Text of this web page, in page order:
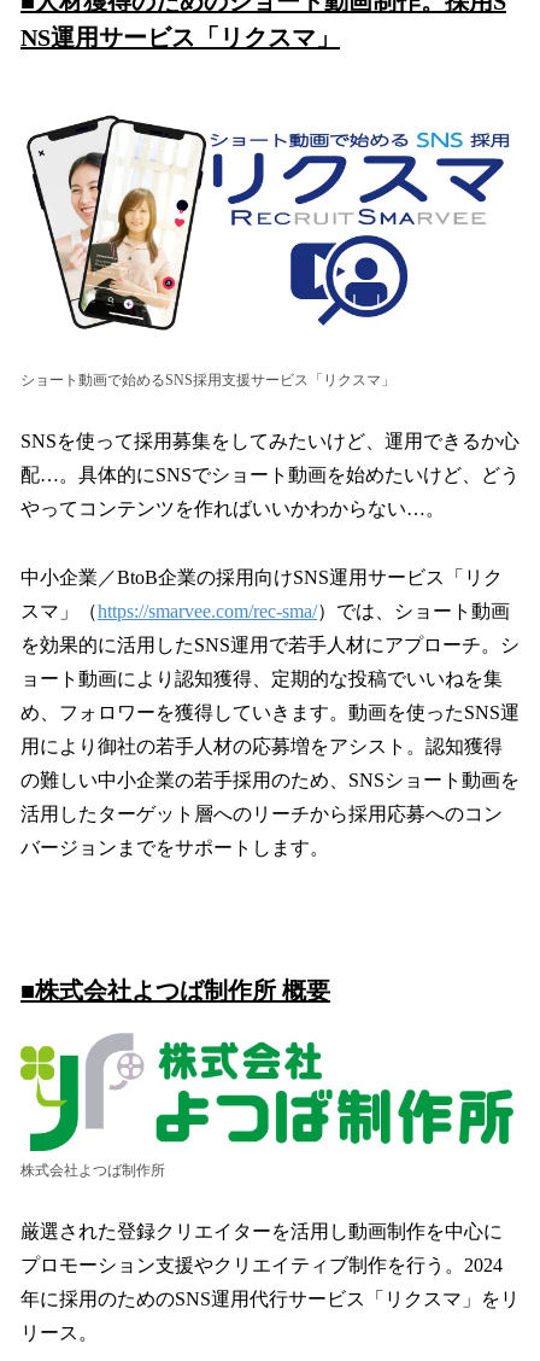
NS運用サービス「リクスマ」
ショート動画で始めるSNS採用支援サービス「リクスマ」
SNSを使って採用募集をしてみたいけど、運用できるか心
配…。具体的にSNSでショート動画を始めたいけど、どう
やってコンテンツを作ればいいかわからない…。
中小企業／BtoB企業の採用向けSNS運用サービス「リク
スマ」（https://smarvee.com/rec-sma/）では、ショート動画
を効果的に活用したSNS運用で若手人材にアプローチ。シ
ョート動画により認知獲得、定期的な投稿でいいねを集
め、フォロワーを獲得していきます。動画を使ったSNS運
用により御社の若手人材の応募増をアシスト。認知獲得
の難しい中小企業の若手採用のため、SNSショート動画を
活用したターゲット層へのリーチから採用応募へのコン
バージョンまでをサポートします。
■株式会社よつば制作所 概要
株式会社よつば制作所
厳選された登録クリエイターを活用し動画制作を中心に
プロモーション支援やクリエイティブ制作を行う。2024
年に採用のためのSNS運用代行サービス「リクスマ」をリ
リース。